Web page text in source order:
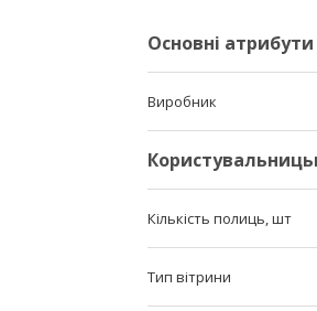
Основні атрибути
Виробник
Кількість полиць, шт
Тип вітрини